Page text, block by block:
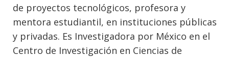
de proyectos tecnológicos, profesora y
mentora estudiantil, en instituciones públicas
y privadas. Es Investigadora por México en el
Centro de Investigación en Ciencias de